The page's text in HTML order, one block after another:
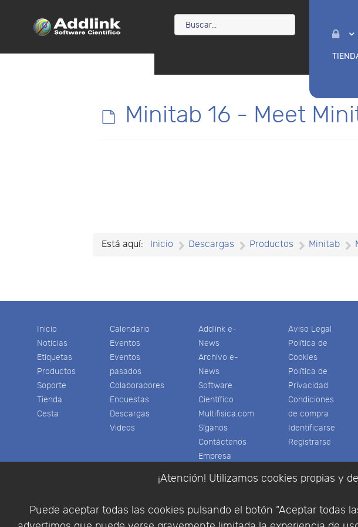
¡Atención! Utilizamos cookies propias y
Puede aceptar todas las cookies pulsando el botón “Aceptar todas
d
Minitab 16 - Meet
Está aquí: Inicio Descargas Productos Minitab
Inicio
Noticias
Etiquetas
Productos
Soporte
Tienda
Cesta
Calendario
Eventos
Eventos
pasados
Colaboradores
Encuestas
Descargas
Videos
Addlink e-
News
Archivo e-
News
Software
Científico
Multifisica.com
Síganos
Contáctenos
Empresa
Aviso Legal
Política de
Cookies
Política de
Privacidad
Condiciones
de compra
Identificarse
Registrarse